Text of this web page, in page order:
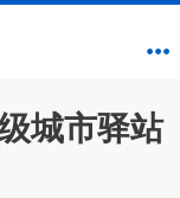
城市驿站